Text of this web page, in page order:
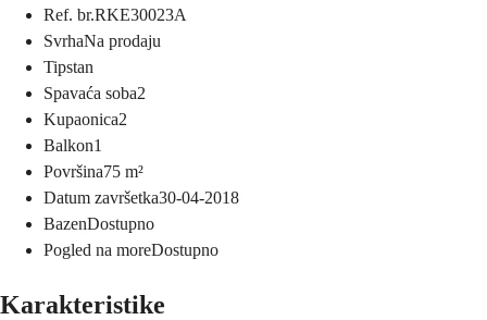
Ref. br.RKE30023A
SvrhaNa prodaju
Tipstan
Spavaća soba2
Kupaonica2
Balkon1
Površina75 m²
Datum završetka30-04-2018
BazenDostupno
Pogled na moreDostupno
Karakteristike